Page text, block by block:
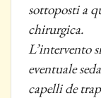
sottoposti a
chirurgica.
L’intervento
eventuale
capelli de